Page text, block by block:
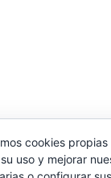
terceros para
cookies
uso y mejorar